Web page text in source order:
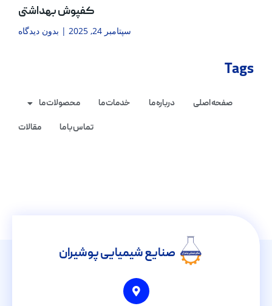
کفپوش بهداشتی
سپتامبر 24, 2025 بدون دیدگاه
Tags
صفحه اصلی درباره ما خدمات ما
محصولات ما
تماس با ما
مقالات
صنایع شیمیایی پوشیران